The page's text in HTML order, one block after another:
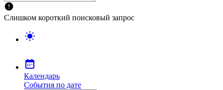
Слишком короткий поисковый запрос
Календарь
События по дате